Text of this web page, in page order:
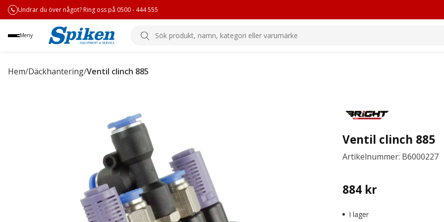
Undrar du över något? Ring oss på 0500 - 444 555
Meny
Sök
produkt,
kategori
Hem/Däckhantering/Ventil clinch 885
Ventil clinch 885
Artikelnummer: B6000227
884 kr
I lager